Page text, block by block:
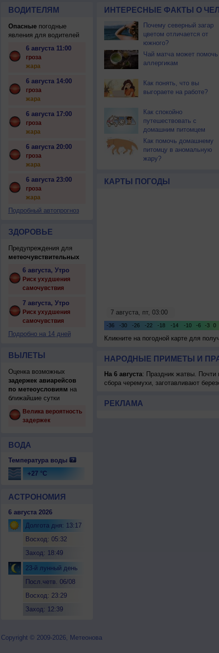
ВОДИТЕЛЯМ
Опасныепогодные
явления для водителей
6 августа 11:00
гроза
жара
6 августа 14:00
гроза
жара
6 августа 17:00
гроза
жара
6 августа 20:00
гроза
жара
6 августа 23:00
гроза
жара
Подробный автопрогноз
ЗДОРОВЬЕ
Предупреждения для
метеочувствительных
6 августа, Утро
Риск ухудшения
самочувствия
7 августа, Утро
Риск ухудшения
самочувствия
Подробно на 14 дней
ВЫЛЕТЫ
Оценка возможных
задержек авиарейсов
по метеоусловиям на
ближайшие сутки
Велика вероятность
задержек
ВОДА
Температура воды
+27 °C
АСТРОНОМИЯ
6 августа 2026
Долгота дня: 13:17
Восход: 05:32
Заход: 18:49
23-й лунный день
Посл.четв. 06/08
Восход: 23:29
Заход: 12:39
ИНТЕРЕСНЫЕ ФАКТЫ О
Почему северный загар
цветом отличается от
южного?
Чай матча может помочь
аллергикам
Как понять, что вы
выгораете на работе?
Как спокойно
путешествовать с
домашним питомцем
Как помочь домашнему
питомцу в аномальную
жару?
КАРТЫ ПОГОДЫ
Кликните на погодной карте для
НАРОДНЫЕ ПРИМЕТЫ И
На 6 августа: Праздник жатвы. Почти
сбора черемухи, заготавливают
РЕКЛАМА
Copyright © 2009-2026, Метеонова